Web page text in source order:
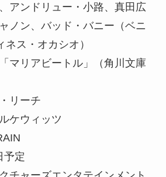
アンドリュー・小路、真田広
ノン、バッド・バニー（ベニ
ス・オカシオ）
マリアビートル」（角川文庫
リーチ
ケウィッツ
予定